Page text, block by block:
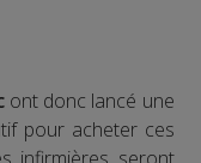
ont donc lancé une
pour acheter ces